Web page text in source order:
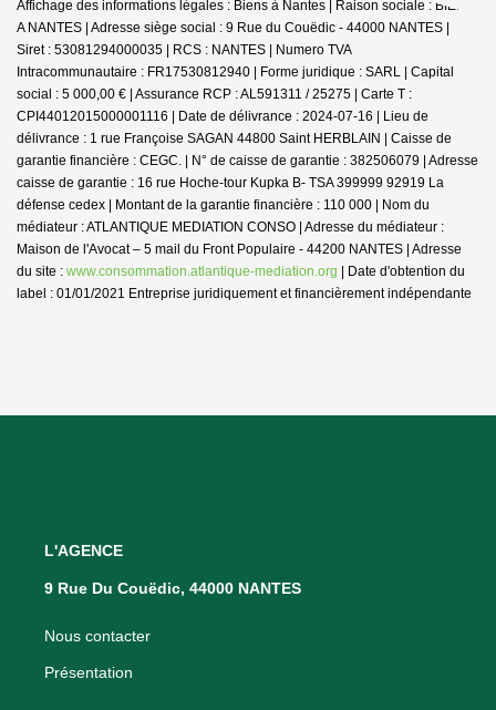
Affichage des informations légales : Biens à Nantes | Raison sociale : BIENS
A NANTES | Adresse siège social : 9 Rue du Couëdic - 44000 NANTES |
Siret : 53081294000035 | RCS : NANTES | Numero TVA
Intracommunautaire : FR17530812940 | Forme juridique : SARL | Capital
social : 5 000,00 € | Assurance RCP : AL591311 / 25275 | Carte T :
CPI44012015000001116 | Date de délivrance : 2024-07-16 | Lieu de
délivrance : 1 rue Françoise SAGAN 44800 Saint HERBLAIN | Caisse de
garantie financière : CEGC. | N° de caisse de garantie : 382506079 | Adresse
caisse de garantie : 16 rue Hoche-tour Kupka B- TSA 399999 92919 La
défense cedex | Montant de la garantie financière : 110 000 | Nom du
médiateur : ATLANTIQUE MEDIATION CONSO | Adresse du médiateur :
Maison de l'Avocat – 5 mail du Front Populaire - 44200 NANTES | Adresse
du site : www.consommation.atlantique-mediation.org | Date d'obtention du
label : 01/01/2021 Entreprise juridiquement et financièrement indépendante
L'AGENCE
9 Rue Du Couëdic, 44000 NANTES
Nous contacter
Présentation